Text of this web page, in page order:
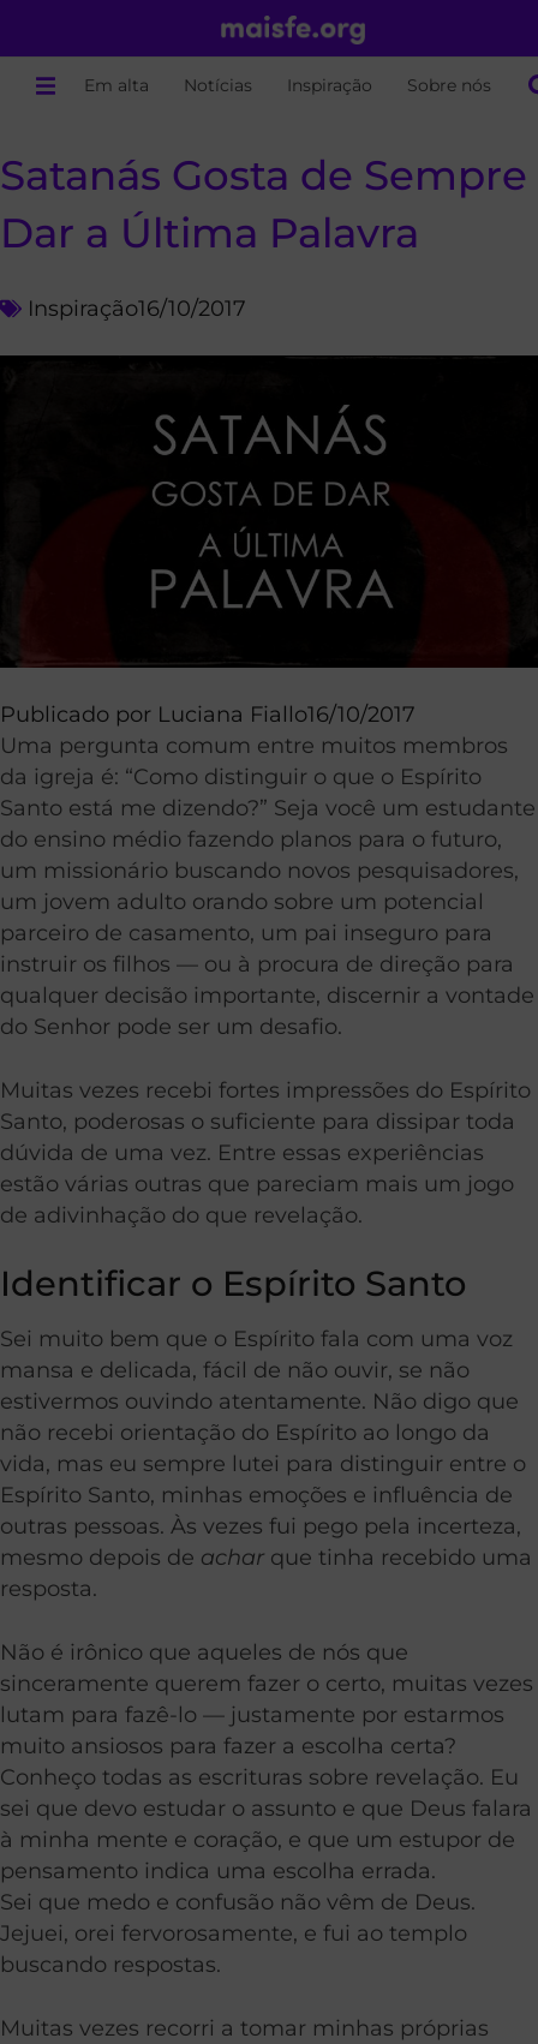
Em alta Notícias Inspiração Sobre nós
Satanás Gosta de Sempre
Dar a Última Palavra
Inspiração16/10/2017
Publicado por Luciana Fiallo16/10/2017
Uma pergunta comum entre muitos membros
da igreja é: “Como distinguir o que o Espírito
Santo está me dizendo?” Seja você um estudante
do ensino médio fazendo planos para o futuro,
um missionário buscando novos pesquisadores,
um jovem adulto orando sobre um potencial
parceiro de casamento, um pai inseguro para
instruir os filhos — ou à procura de direção para
qualquer decisão importante, discernir a vontade
do Senhor pode ser um desafio.
Muitas vezes recebi fortes impressões do Espírito
Santo, poderosas o suficiente para dissipar toda
dúvida de uma vez. Entre essas experiências
estão várias outras que pareciam mais um jogo
de adivinhação do que revelação.
Identificar o Espírito Santo
Sei muito bem que o Espírito fala com uma voz
mansa e delicada, fácil de não ouvir, se não
estivermos ouvindo atentamente. Não digo que
não recebi orientação do Espírito ao longo da
vida, mas eu sempre lutei para distinguir entre o
Espírito Santo, minhas emoções e influência de
outras pessoas. Às vezes fui pego pela incerteza,
mesmo depois de achar que tinha recebido uma
resposta.
Não é irônico que aqueles de nós que
sinceramente querem fazer o certo, muitas vezes
lutam para fazê-lo — justamente por estarmos
muito ansiosos para fazer a escolha certa?
Conheço todas as escrituras sobre revelação. Eu
sei que devo estudar o assunto e que Deus falara
à minha mente e coração, e que um estupor de
pensamento indica uma escolha errada.
Sei que medo e confusão não vêm de Deus.
Jejuei, orei fervorosamente, e fui ao templo
buscando respostas.
Muitas vezes recorri a tomar minhas próprias